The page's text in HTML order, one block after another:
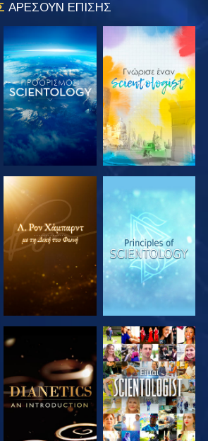
ΑΡΕΣΟΥΝ ΕΠΙΣΗΣ
ΕΞΕΡΕΥΝΗΣΤΕ
ΤΗ ΣΕΙΡΑ
ΕΞΕΡΕΥΝΗΣΤΕ
ΤΗ ΣΕΙΡΑ
ΕΞΕΡΕΥΝΗΣΤΕ
ΤΗ ΣΕΙΡΑ
ΠΑΡΑΚΟΛΟΥΘΗΣΤΕ